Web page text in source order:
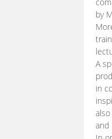
by
A
in
and